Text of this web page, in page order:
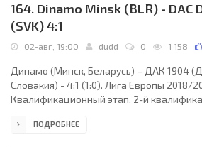
164. Dinamo Minsk (BLR) - DAC
(SVK) 4:1
02-авг, 19:00 dudd 0 1 158
Динамо (Минск, Беларусь) – ДАК 1904
Словакия) - 4:1 (1:0). Лига Европы 2018/
Квалификационный этап. 2-й
Беларусь. Солнечно. +25°C. Стадион
ПОДРОБНЕЕ